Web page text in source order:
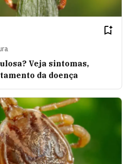
Veja sintomas,
da doença